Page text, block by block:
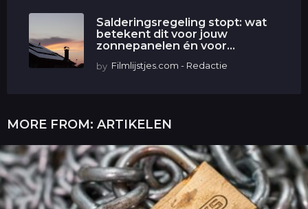
Salderingsregeling stopt: wat
betekent dit voor jouw
zonnepanelen én voor...
by Filmlijstjes.com - Redactie
MORE FROM: ARTIKELEN